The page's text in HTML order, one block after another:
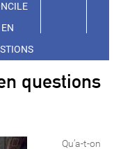
EN
questions
Qu’a-t-on